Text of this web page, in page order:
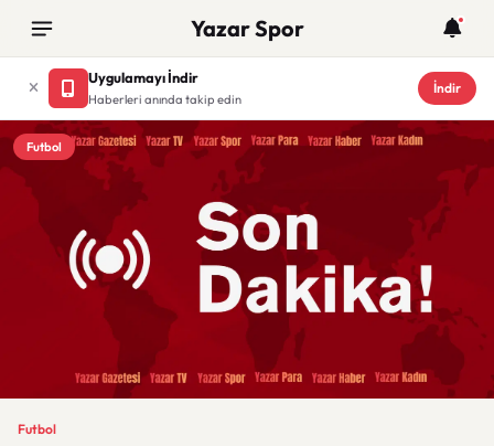
Yazar Spor
Uygulamayı İndir
Haberleri anında takip edin
İndir
Futbol
Futbol